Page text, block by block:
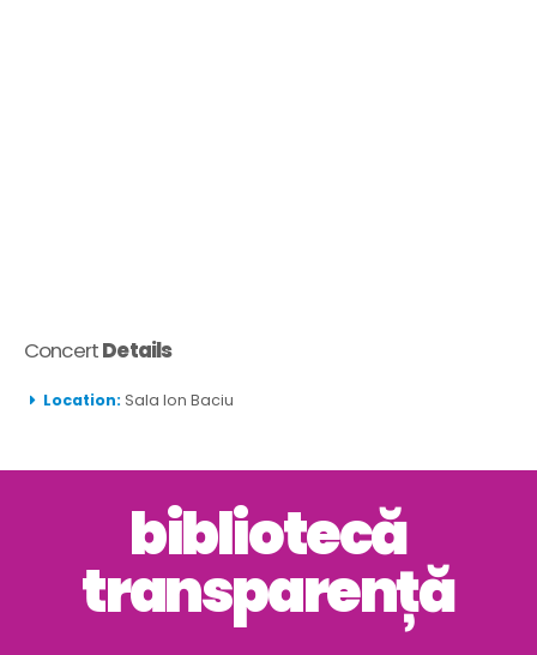
ConcertDetails
Location: Sala Ion Baciu
bibliotecă
transparență